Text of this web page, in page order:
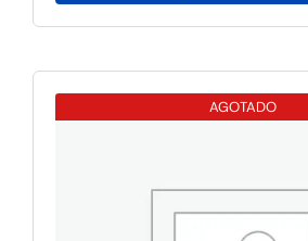
10CORE
ROK
AGOTADO